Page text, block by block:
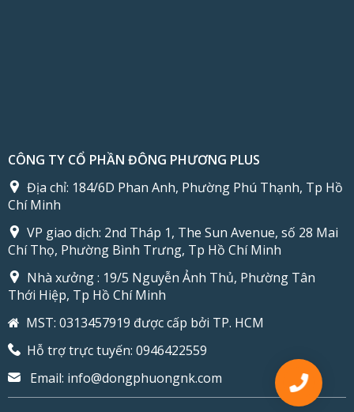
CÔNG TY CỔ PHẦN ĐÔNG PHƯƠNG PLUS
Địa chỉ: 184/6D Phan Anh, Phường Phú Thạnh, Tp Hồ
Chí Minh
VP giao dịch: 2nd Tháp 1, The Sun Avenue, số 28 Mai
Chí Thọ, Phường Bình Trưng, Tp Hồ Chí Minh
Nhà xưởng : 19/5 Nguyễn Ảnh Thủ, Phường Tân
Thới Hiệp, Tp Hồ Chí Minh
MST: 0313457919 được cấp bởi TP. HCM
Hỗ trợ trực tuyến:0946422559
Email: info@dongphuongnk.com